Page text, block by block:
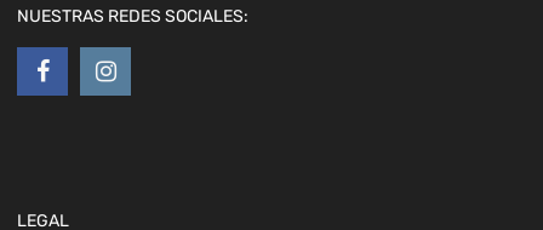
NUESTRAS REDES SOCIALES:
LEGAL